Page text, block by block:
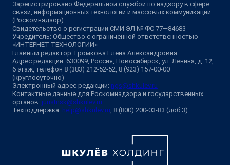
Зарегистрировано Федеральной службой по надзору в сфере
связи, информационных технологий и массовых коммуникаций
(Роскомнадзор)
Свидетельство о регистрации СМИ ЭЛ № ФС 77—84683
Учредитель: Общество с ограниченной ответственностью
«ИНТЕРНЕТ ТЕХНОЛОГИИ»
Главный редактор: Громкова Елена Александровна
Адрес редакции: 630099, Россия, Новосибирск, ул. Ленина, д. 12,
6 этаж, телефон 8 (383) 212-52-52, 8 (923) 157-00-00
(круглосуточно)
Электронный адрес редакции: ngs@shkulev.ru
Контактные данные для Роскомнадзора и государственных
органов: juristnsk@shkulev.ru
Техподдержка: help@shkulev.ru, 8 (800) 200-03-83 (доб.3)